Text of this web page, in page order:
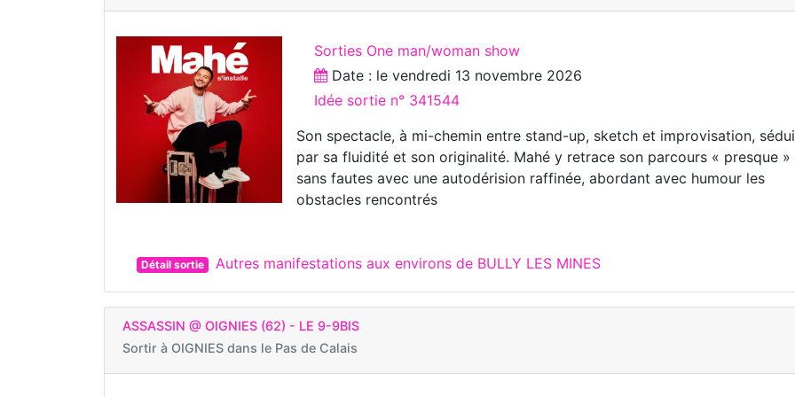
Sorties One man/woman show
Date : levendredi 13 novembre 2026
Idée sortie n° 341544
Son spectacle, à mi-chemin entre stand-up, sketch et improvisation,
par sa fluidité et son originalité. Mahé y retrace son parcours « presque »
sans fautes avec une autodérision raffinée, abordant avec humour les
obstacles rencontrés
Détail sortie Autres manifestations aux environs de BULLY LES MINES
ASSASSIN @ OIGNIES (62) - LE 9-9BIS
Sortir à OIGNIES dans le Pas de Calais